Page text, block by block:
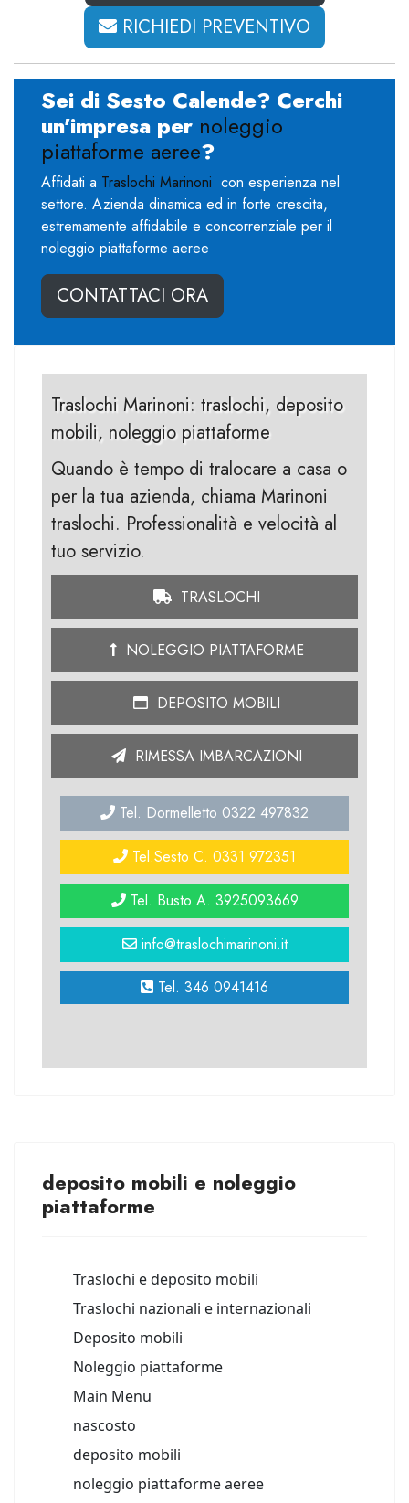
RICHIEDI PREVENTIVO
Sei di Sesto Calende? Cerchi
un'impresa per noleggio
piattaforme aeree?
Affidati a Traslochi Marinoni con esperienza nel
settore. Azienda dinamica ed in forte crescita,
estremamente affidabile e concorrenziale per il
noleggio piattaforme aeree
CONTATTACI ORA
Traslochi Marinoni: traslochi, deposito
mobili, noleggio piattaforme
Quando è tempo di tralocare a casa o
per la tua azienda, chiama Marinoni
traslochi. Professionalità e velocità al
tuo servizio.
TRASLOCHI
NOLEGGIO PIATTAFORME
DEPOSITO MOBILI
RIMESSA IMBARCAZIONI
Tel. Dormelletto 0322 497832
Tel.Sesto C. 0331 972351
Tel. Busto A. 3925093669
info@traslochimarinoni.it
Tel. 346 0941416
deposito mobili e noleggio
piattaforme